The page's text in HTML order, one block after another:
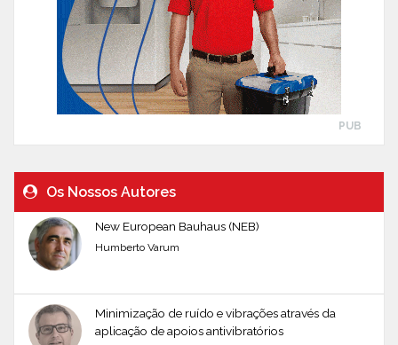
PUB
Os Nossos Autores
New European Bauhaus (NEB)
Humberto Varum
Minimização de ruído e vibrações através da
aplicação de apoios antivibratórios